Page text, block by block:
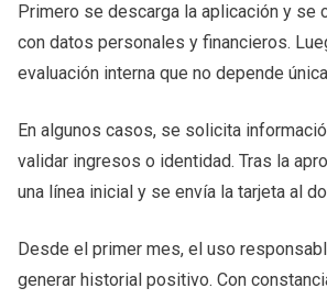
Primero se descarga la aplicación y se
con datos personales y financieros.
evaluación interna que no depende
En algunos casos, se solicita
validar ingresos o identidad. Tras la
una línea inicial y se envía la tarjeta al
Desde el primer mes, el uso
generar historial positivo. Con